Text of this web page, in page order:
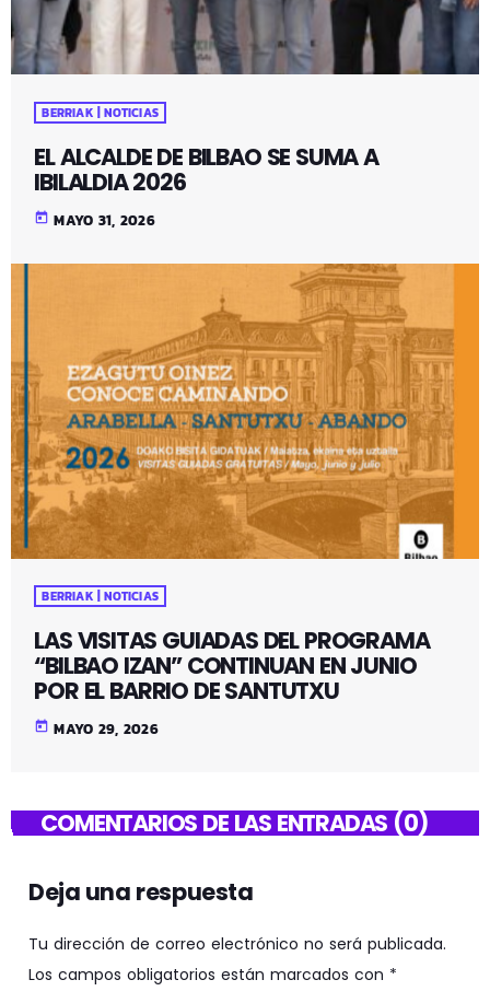
BERRIAK | NOTICIAS
EL ALCALDE DE BILBAO SE SUMA A
IBILALDIA 2026
today MAYO 31, 2026
BERRIAK | NOTICIAS
LAS VISITAS GUIADAS DEL PROGRAMA
“BILBAO IZAN” CONTINUAN EN JUNIO
POR EL BARRIO DE SANTUTXU
today MAYO 29, 2026
COMENTARIOS DE LAS ENTRADAS (0)
Deja una respuesta
Tu dirección de correo electrónico no será publicada.
Los campos obligatorios están marcados con *